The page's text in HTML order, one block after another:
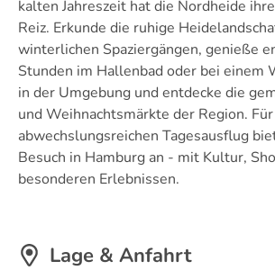
kalten Jahreszeit hat die Nordheide
Reiz. Erkunde die ruhige
winterlichen Spaziergängen, genieße
Stunden im Hallenbad oder bei einem
in der Umgebung und entdecke die
und Weihnachtsmärkte der Region.
abwechslungsreichen Tagesausflug
Besuch in Hamburg an - mit Kultur,
besonderen Erlebnissen.
Lage & Anfahrt